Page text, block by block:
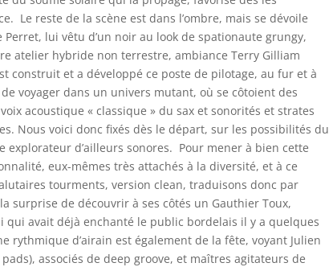
Le reste de la scène est dans l’ombre, mais se dévoile
lui vêtu d’un noir au look de spationaute grungy,
atelier hybride non terrestre, ambiance Terry Gilliam
construit et a développé ce poste de pilotage, au fur et à
voyager dans un univers mutant, où se côtoient des
acoustique « classique » du sax et sonorités et strates
Nous voici donc fixés dès le départ, sur les possibilités du
explorateur d’ailleurs sonores. Pour mener à bien cette
eux-mêmes très attachés à la diversité, et à ce
tourments, version clean, traduisons donc par
surprise de découvrir à ses côtés un Gauthier Toux,
avait déjà enchanté le public bordelais il y a quelques
rythmique d’airain est également de la fête, voyant Julien
associés de deep groove, et maîtres agitateurs de